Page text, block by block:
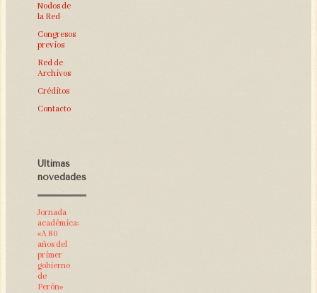
Nodos de
la Red
Congresos
previos
Red de
Archivos
Créditos
Contacto
Últimas
novedades
Jornada
académica:
«A 80
años del
primer
gobierno
de
Perón»